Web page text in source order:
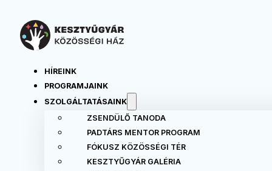
HÍREINK
PROGRAMJAINK
SZOLGÁLTATÁSAINK
ZSENDÜLŐ TANODA
PADTÁRS MENTOR PROGRAM
FÓKUSZ KÖZÖSSÉGI TÉR
KESZTYŰGYÁR GALÉRIA